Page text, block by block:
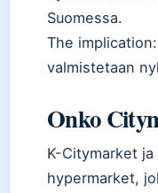
Suomessa.
The
valmistetaan
Onko
K-Citymarket
hypermarket,